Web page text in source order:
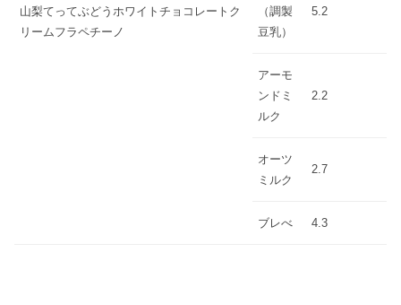
山梨てってぶどうホワイトチョコレートク
リームフラペチーノ
（調製
豆乳）
5.2
アーモ
ンドミ
ルク
2.2
オーツ
ミルク
2.7
ブレべ 4.3